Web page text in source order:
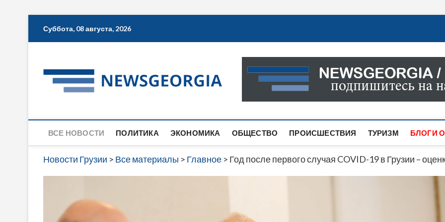
Суббота, 08 августа, 2026
Новости Грузии
САМАЯ АКТУАЛЬНАЯ ИНФОРМАЦИЯ О СОБЫТИЯХ
САЙТЕ ВЫ НАЙДЕТЕ НОВОСТИ ПОЛИТИКИ,
ВСЕ НОВОСТИ ПОЛИТИКА ЭКОНОМИКА ОБЩЕСТВО ПРОИСШЕСТВИЯ ТУРИЗМ БЛОГИ
Новости Грузии > Все материалы > Главное > Год после первого случая COVID-19 в Грузии –